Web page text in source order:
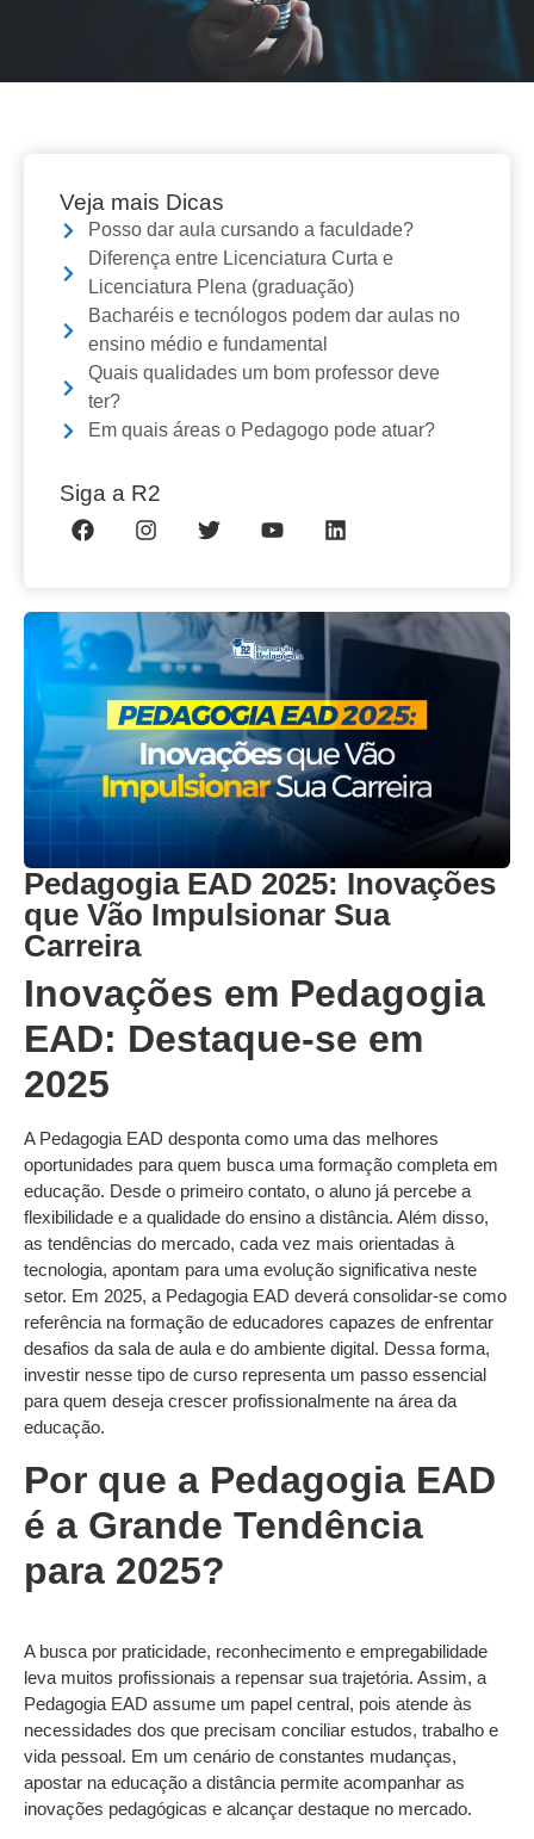
Veja mais Dicas
Posso dar aula cursando a faculdade?
Diferença entre Licenciatura Curta e
Licenciatura Plena (graduação)
Bacharéis e tecnólogos podem dar aulas no
ensino médio e fundamental
Quais qualidades um bom professor deve
ter?
Em quais áreas o Pedagogo pode atuar?
Siga a R2
Pedagogia EAD 2025: Inovações
que Vão Impulsionar Sua
Carreira
Inovações em Pedagogia
EAD: Destaque-se em
2025
A Pedagogia EAD desponta como uma das melhores
oportunidades para quem busca uma formação completa em
educação. Desde o primeiro contato, o aluno já percebe a
flexibilidade e a qualidade do ensino a distância. Além disso,
as tendências do mercado, cada vez mais orientadas à
tecnologia, apontam para uma evolução significativa neste
setor. Em 2025, a Pedagogia EAD deverá consolidar-se como
referência na formação de educadores capazes de enfrentar
desafios da sala de aula e do ambiente digital. Dessa forma,
investir nesse tipo de curso representa um passo essencial
para quem deseja crescer profissionalmente na área da
educação.
Por que a Pedagogia EAD
é a Grande Tendência
para 2025?
A busca por praticidade, reconhecimento e empregabilidade
leva muitos profissionais a repensar sua trajetória. Assim, a
Pedagogia EAD assume um papel central, pois atende às
necessidades dos que precisam conciliar estudos, trabalho e
vida pessoal. Em um cenário de constantes mudanças,
apostar na educação a distância permite acompanhar as
inovações pedagógicas e alcançar destaque no mercado.